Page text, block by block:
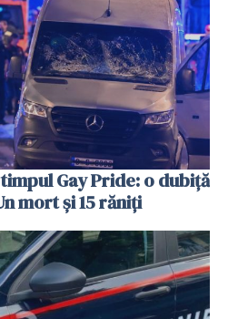
Gay Pride: o dubiță
mort și 15 răniți